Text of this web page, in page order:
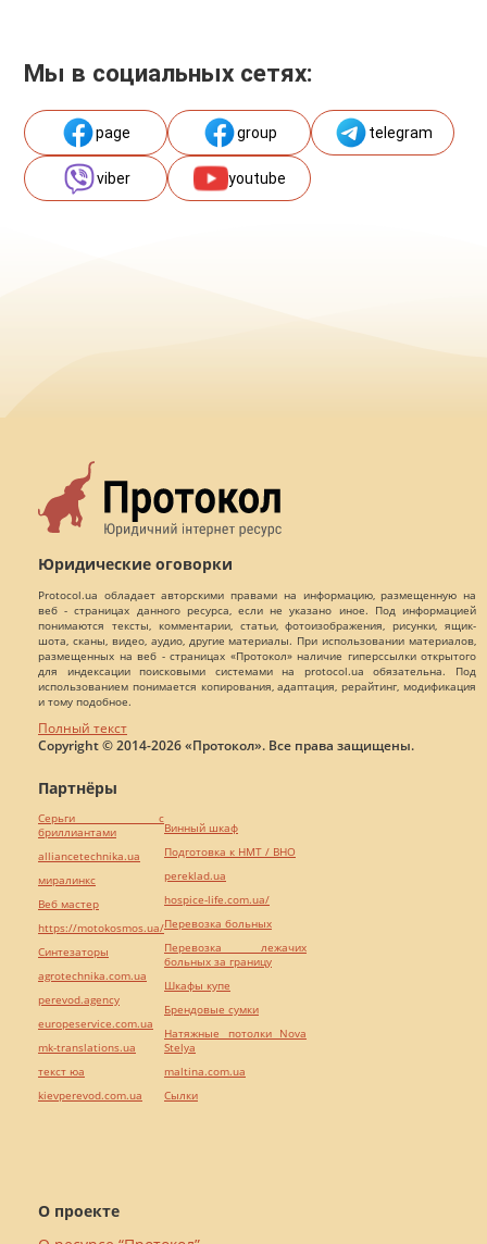
Мы в социальных сетях:
page group telegram
viber youtube
Юридические оговорки
Protocol.ua обладает авторскими правами на информацию, размещенную на
веб - страницах данного ресурса, если не указано иное. Под информацией
понимаются тексты, комментарии, статьи, фотоизображения, рисунки, ящик-
шота, сканы, видео, аудио, другие материалы. При использовании материалов,
размещенных на веб - страницах «Протокол» наличие гиперссылки открытого
для индексации поисковыми системами на protocol.ua обязательна. Под
использованием понимается копирования, адаптация, рерайтинг, модификация
и тому подобное.
Полный текст
Copyright © 2014-2026 «Протокол». Все права защищены.
О проекте
Партнёры
Серьги с
бриллиантами
alliancetechnika.ua
миралинкс
Веб мастер
https://motokosmos.ua/
Синтезаторы
agrotechnika.com.ua
perevod.agency
europeservice.com.ua
mk-translations.ua
текст юа
kievperevod.com.ua
Винный шкаф
Подготовка к НМТ / ВНО
pereklad.ua
hospice-life.com.ua/
Перевозка больных
Перевозка лежачих
больных за границу
Шкафы купе
Брендовые сумки
Натяжные потолки Nova
Stelya
maltina.com.ua
Cылки